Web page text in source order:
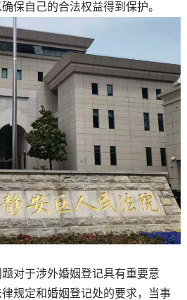
保自己的合法权益得到保护。
于涉外婚姻登记具有重要意
规定和婚姻登记处的要求，当事